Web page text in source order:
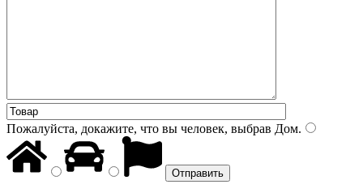
Пожалуйста, докажите, что вы человек, выбрав Дом.